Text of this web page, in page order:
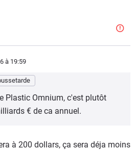
à 19:59
Plastic Omnium, c'est plutôt
€ de ca annuel.
à 200 dollars, ça sera déja moins